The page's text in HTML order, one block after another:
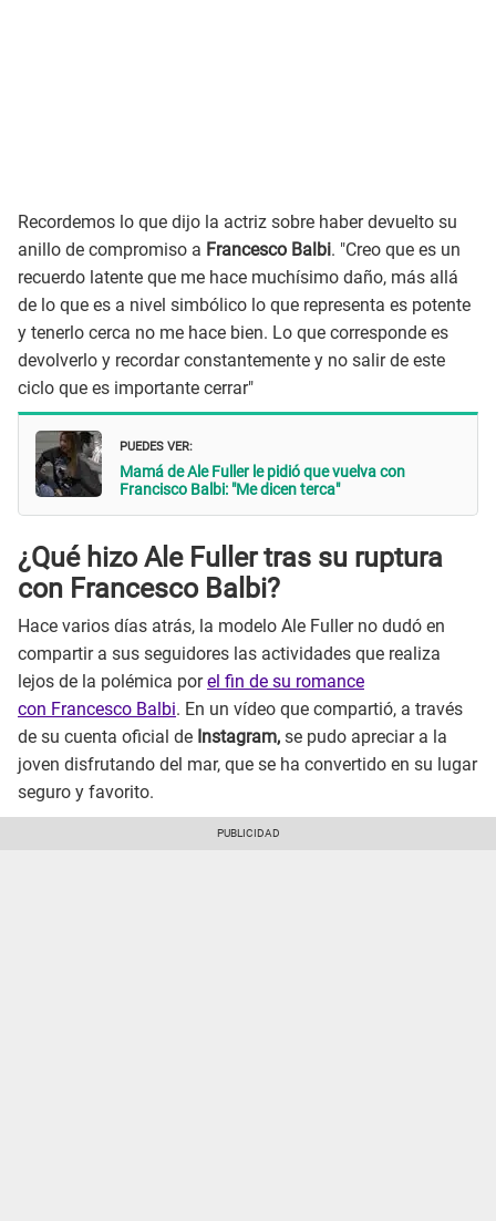
Recordemos lo que dijo la actriz sobre haber devuelto su
anillo de compromiso a Francesco Balbi. "Creo que es un
recuerdo latente que me hace muchísimo daño, más allá
de lo que es a nivel simbólico lo que representa es potente
y tenerlo cerca no me hace bien. Lo que corresponde es
devolverlo y recordar constantemente y no salir de este
ciclo que es importante cerrar"
PUEDES VER:
Mamá de Ale Fuller le pidió que vuelva con
Francisco Balbi: "Me dicen terca"
¿Qué hizo Ale Fuller tras su ruptura
con Francesco Balbi?
Hace varios días atrás, la modelo Ale Fuller no dudó en
compartir a sus seguidores las actividades que realiza
lejos de la polémica porel fin de su romance
con Francesco Balbi. En un vídeo que compartió, a través
de su cuenta oficial de Instagram, se pudo apreciar a la
joven disfrutando del mar, que se ha convertido en su lugar
seguro y favorito.